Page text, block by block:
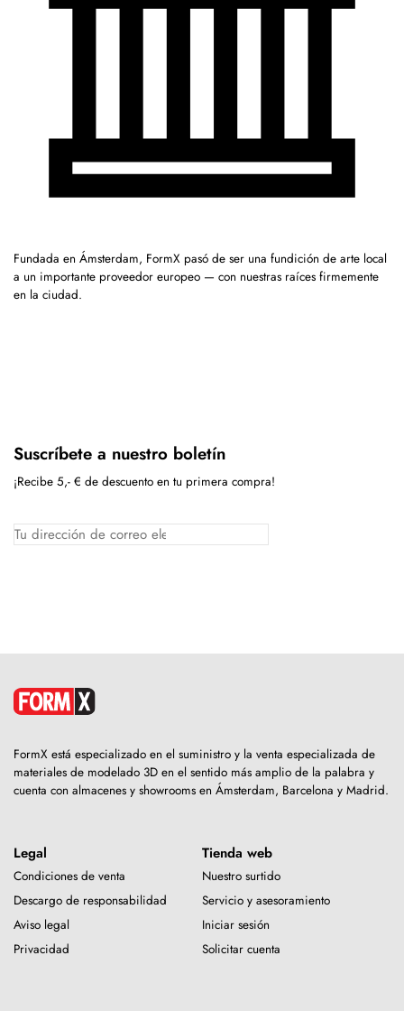
Fundada en Ámsterdam, FormX pasó de ser una fundición de arte local
a un importante proveedor europeo — con nuestras raíces firmemente
en la ciudad.
Suscríbete a nuestro boletín
¡Recibe 5,- € de descuento en tu primera compra!
FormX está especializado en el suministro y la venta especializada de
materiales de modelado 3D en el sentido más amplio de la palabra y
cuenta con almacenes y showrooms en Ámsterdam, Barcelona y Madrid.
Legal
Condiciones de venta
Descargo de responsabilidad
Aviso legal
Privacidad
Tienda web
Nuestro surtido
Servicio y asesoramiento
Iniciar sesión
Solicitar cuenta